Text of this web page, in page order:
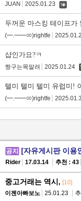
JUAN 2025.01.23
두꺼운 마스킹 테이프
(━.━━ㆀ)rightfe
샵인가요?ㅋ
짱구는목말려 2025.01.24
텔미 텔미 텔미 유럽미!
(━.━━ㆀ)rightfe
공지 [자유게시판 이용
Rider
17.03.14 추천 : 43
중고거래는 역시, [10]
이젠아빠보노
25.01.23